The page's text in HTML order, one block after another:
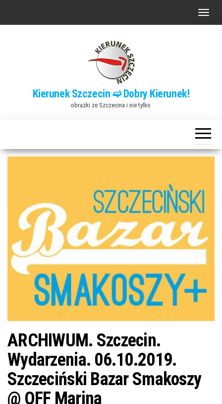
P
n
a
w
a
c
j
ę
Kierunek Szczecin ➫ Dobry Kierunek!
obrazki ze Szczecina i nie tylko
ARCHIWUM. Szczecin.
Wydarzenia. 06.10.2019.
Szczeciński Bazar Smakoszy
@ OFF Marina